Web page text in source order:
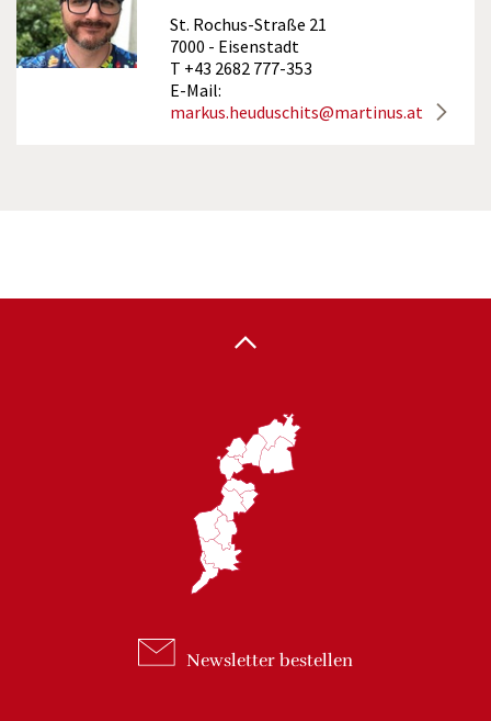
St. Rochus-Straße 21
7000 - Eisenstadt
T +43 2682 777-353
E-Mail:
markus.heuduschits@martinus.at
Newsletter bestellen